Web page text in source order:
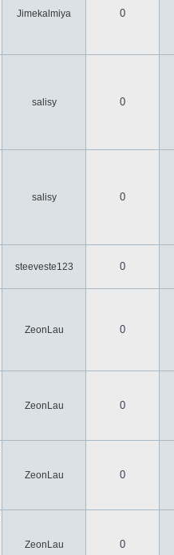
Jimekalmiya 0
salisy 0
salisy 0
steeveste123 0
ZeonLau 0
ZeonLau 0
ZeonLau 0
ZeonLau 0